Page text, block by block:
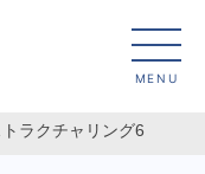
MENU
トラクチャリング6